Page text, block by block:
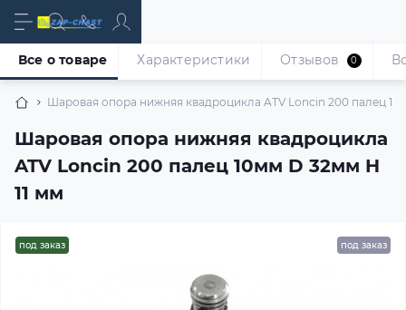
Шаровая опора нижняя квадроцикла ATV Loncin 200 палец
Шаровая опора нижняя квадроцикла
ATV Loncin 200 палец 10мм D 32мм H
11 мм
Все о товаре Характеристики Отзывов 0
под заказ под заказ